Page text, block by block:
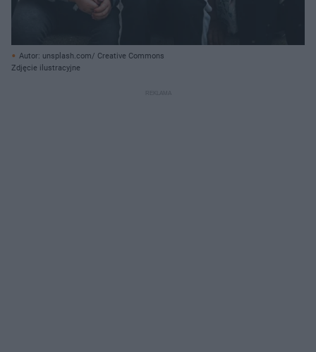
Autor: unsplash.com/ Creative Commons
Zdjęcie ilustracyjne